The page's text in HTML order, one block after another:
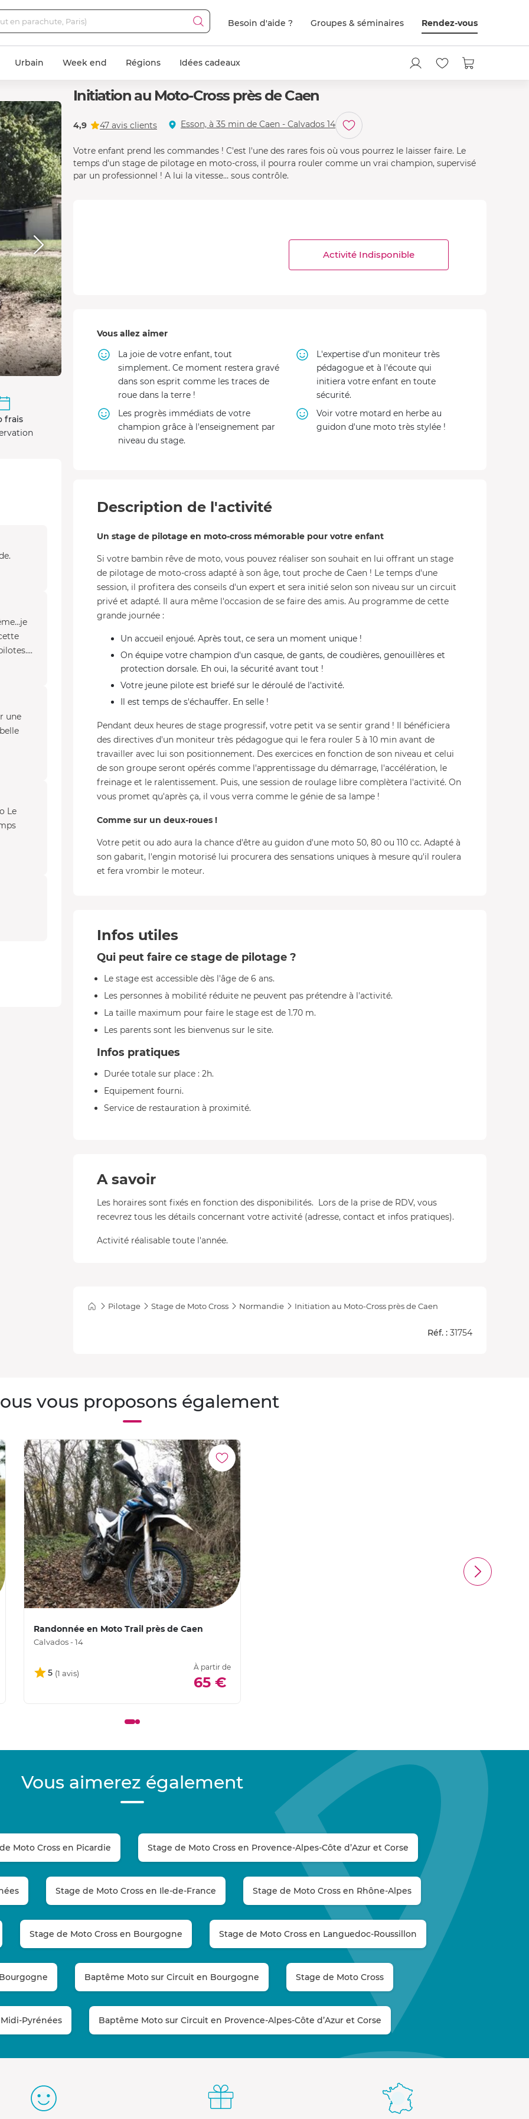
Besoin d'aide ? Groupes & séminaires Rendez-vous
Urbain Week end Régions Idées cadeaux
Initiation au Moto-Cross près de Caen
4,9 47 avis clients Esson, à 35 min de Caen - Calvados 14
Votre enfant prend les commandes ! C'est l'une des rares fois où vous pourrez le laisser faire. Le
temps d'un stage de pilotage en moto-cross, il pourra rouler comme un vrai champion, supervisé
par un professionnel ! A lui la vitesse… sous contrôle.
Activité Indisponible
Vous allez aimer
La joie de votre enfant, tout
simplement. Ce moment restera gravé
dans son esprit comme les traces de
roue dans la terre !
L'expertise d'un moniteur très
pédagogue et à l'écoute qui
initiera votre enfant en toute
sécurité.
Les progrès immédiats de votre
champion grâce à l'enseignement par
niveau du stage.
Voir votre motard en herbe au
guidon d'une moto très stylée !
Description de l'activité
Un stage de pilotage en moto-cross mémorable pour votre enfant
Si votre bambin rêve de moto, vous pouvez réaliser son souhait en lui offrant un stage
de pilotage de moto-cross adapté à son âge, tout proche de Caen ! Le temps d'une
session, il profitera des conseils d'un expert et sera initié selon son niveau sur un circuit
privé et adapté. Il aura même l'occasion de se faire des amis. Au programme de cette
grande journée :
Un accueil enjoué. Après tout, ce sera un moment unique !
On équipe votre champion d'un casque, de gants, de coudières, genouillères et
protection dorsale. Eh oui, la sécurité avant tout !
Votre jeune pilote est briefé sur le déroulé de l'activité.
Il est temps de s'échauffer. En selle !
Pendant deux heures de stage progressif, votre petit va se sentir grand ! Il bénéficiera
des directives d'un moniteur très pédagogue qui le fera rouler 5 à 10 min avant de
travailler avec lui son positionnement. Des exercices en fonction de son niveau et celui
de son groupe seront opérés comme l'apprentissage du démarrage, l'accélération, le
freinage et le ralentissement. Puis, une session de roulage libre complètera l'activité. On
vous promet qu'après ça, il vous verra comme le génie de sa lampe !
Comme sur un deux-roues !
Votre petit ou ado aura la chance d'être au guidon d'une moto 50, 80 ou 110 cc. Adapté à
son gabarit, l'engin motorisé lui procurera des sensations uniques à mesure qu'il roulera
et fera vrombir le moteur.
Infos utiles
Qui peut faire ce stage de pilotage ?
Le stage est accessible dès l'âge de 6 ans.
Les personnes à mobilité réduite ne peuvent pas prétendre à l'activité.
La taille maximum pour faire le stage est de 1.70 m.
Les parents sont les bienvenus sur le site.
Infos pratiques
Durée totale sur place : 2h.
Equipement fourni.
Service de restauration à proximité.
A savoir
Les horaires sont fixés en fonction des disponibilités. Lors de la prise de RDV, vous
recevrez tous les détails concernant votre activité (adresse, contact et infos pratiques).
Activité réalisable toute l'année.
Pilotage Stage de Moto Cross Normandie Initiation au Moto-Cross près de Caen
Réf. : 31754
frais
une
Le
vous proposons également
Randonnée en Moto Trail près de Caen
Calvados - 14
5
À partir de
65 €
Vous aimerez également
Moto Cross en Picardie Stage de Moto Cross en Provence-Alpes-Côte d’Azur et Corse
Stage de Moto Cross en Ile-de-France Stage de Moto Cross en Rhône-Alpes
Stage de Moto Cross en Bourgogne Stage de Moto Cross en Languedoc-Roussillon
Baptême Moto sur Circuit en Bourgogne Stage de Moto Cross
Pyrénées Baptême Moto sur Circuit en Provence-Alpes-Côte d’Azur et Corse